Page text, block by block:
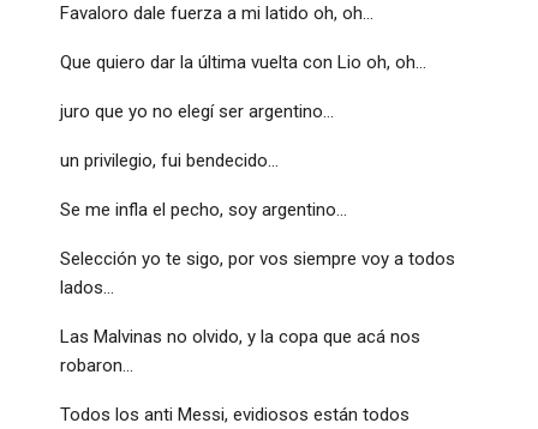
Favaloro dale fuerza a mi latido oh, oh…
Que quiero dar la última vuelta con Lio oh, oh…
juro que yo no elegí ser argentino…
un privilegio, fui bendecido…
Se me infla el pecho, soy argentino…
Selección yo te sigo, por vos siempre voy a todos
lados…
Las Malvinas no olvido, y la copa que acá nos
robaron…
Todos los anti Messi, evidiosos están todos